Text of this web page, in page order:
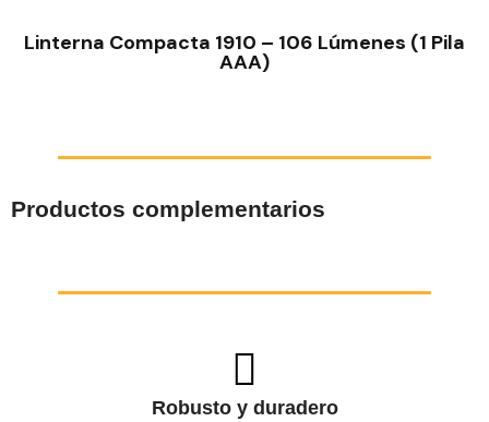
Linterna Compacta 1910 – 106 Lúmenes (1 Pila
AAA)
Productos complementarios
Robusto y duradero